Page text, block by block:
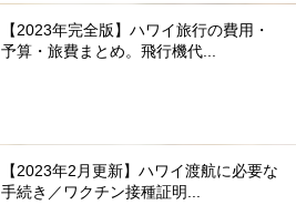
【2023年完全版】ハワイ旅行の費用・
予算・旅費まとめ。飛行機代...
【2023年2月更新】ハワイ渡航に必要な
手続き／ワクチン接種証明...